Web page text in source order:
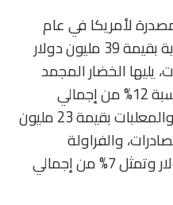
لأمريكا في عام
2021، النباتات الطبية والعطرية بقيمة 39 مليون دولار
يليها الخضار المجمد
بقيمة 26 مليون دولار تمثل نسبة 12% من إجمالي
الصادرات، ثم محضرات الخضر والمعلبات بقيمة 23 مليون
الصادرات، والفراولة
المجمدة بقيمة 15 مليون دولار وتمثل 7% من إجمالي